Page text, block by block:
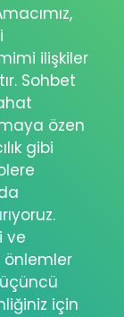
ilişkiler
Sohbet
özen
gibi
ve
için